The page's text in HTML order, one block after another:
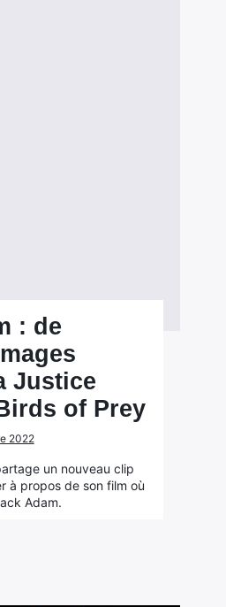
: de
Justice
of Prey
2022
un nouveau clip
à propos de son film où
Adam.